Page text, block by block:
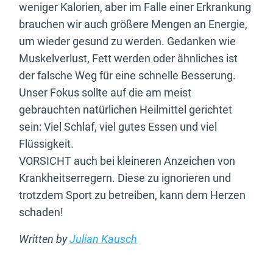
weniger Kalorien, aber im Falle einer Erkrankung
brauchen wir auch größere Mengen an Energie,
um wieder gesund zu werden. Gedanken wie
Muskelverlust, Fett werden oder ähnliches ist
der falsche Weg für eine schnelle Besserung.
Unser Fokus sollte auf die am meist
gebrauchten natürlichen Heilmittel gerichtet
sein: Viel Schlaf, viel gutes Essen und viel
Flüssigkeit.
VORSICHT auch bei kleineren Anzeichen von
Krankheitserregern. Diese zu ignorieren und
trotzdem Sport zu betreiben, kann dem Herzen
schaden!
Written byJulian Kausch